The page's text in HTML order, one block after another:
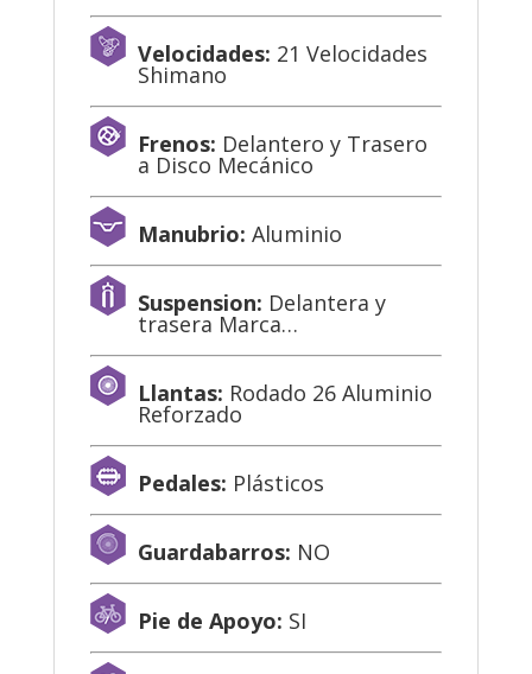
Velocidades: 21 Velocidades
Shimano
Frenos: Delantero y Trasero
a Disco Mecánico
Manubrio: Aluminio
Suspension: Delantera y
trasera Marca…
Llantas: Rodado 26 Aluminio
Reforzado
Pedales: Plásticos
Guardabarros: NO
Pie de Apoyo: SI